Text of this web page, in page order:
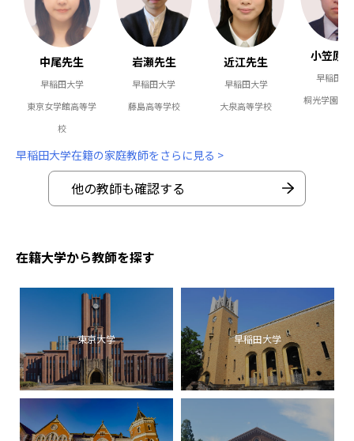
中尾先生
早稲田大学
東京女学館高等学
校
岩瀬先生
早稲田大学
藤島高等学校
近江先生
早稲田大学
大泉高等学校
小笠原
早稲田大
桐光学園高
早稲田大学在籍の家庭教師をさらに見る >
他の教師も確認する
在籍大学から教師を探す
東京大学 早稲田大学